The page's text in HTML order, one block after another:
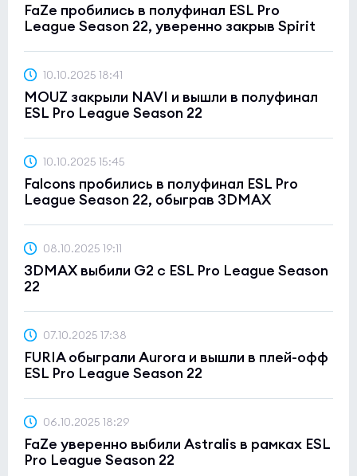
FaZe пробились в полуфинал ESL Pro
League Season 22, уверенно закрыв Spirit
10.10.2025 18:41
MOUZ закрыли NAVI и вышли в полуфинал
ESL Pro League Season 22
10.10.2025 15:45
Falcons пробились в полуфинал ESL Pro
League Season 22, обыграв 3DMAX
08.10.2025 19:11
3DMAX выбили G2 с ESL Pro League Season
22
07.10.2025 17:38
FURIA обыграли Aurora и вышли в плей-офф
ESL Pro League Season 22
06.10.2025 18:29
FaZe уверенно выбили Astralis в рамках ESL
Pro League Season 22